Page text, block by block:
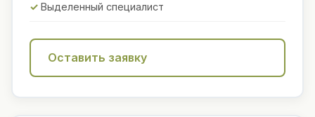
Выделенный специалист
Оставить заявку